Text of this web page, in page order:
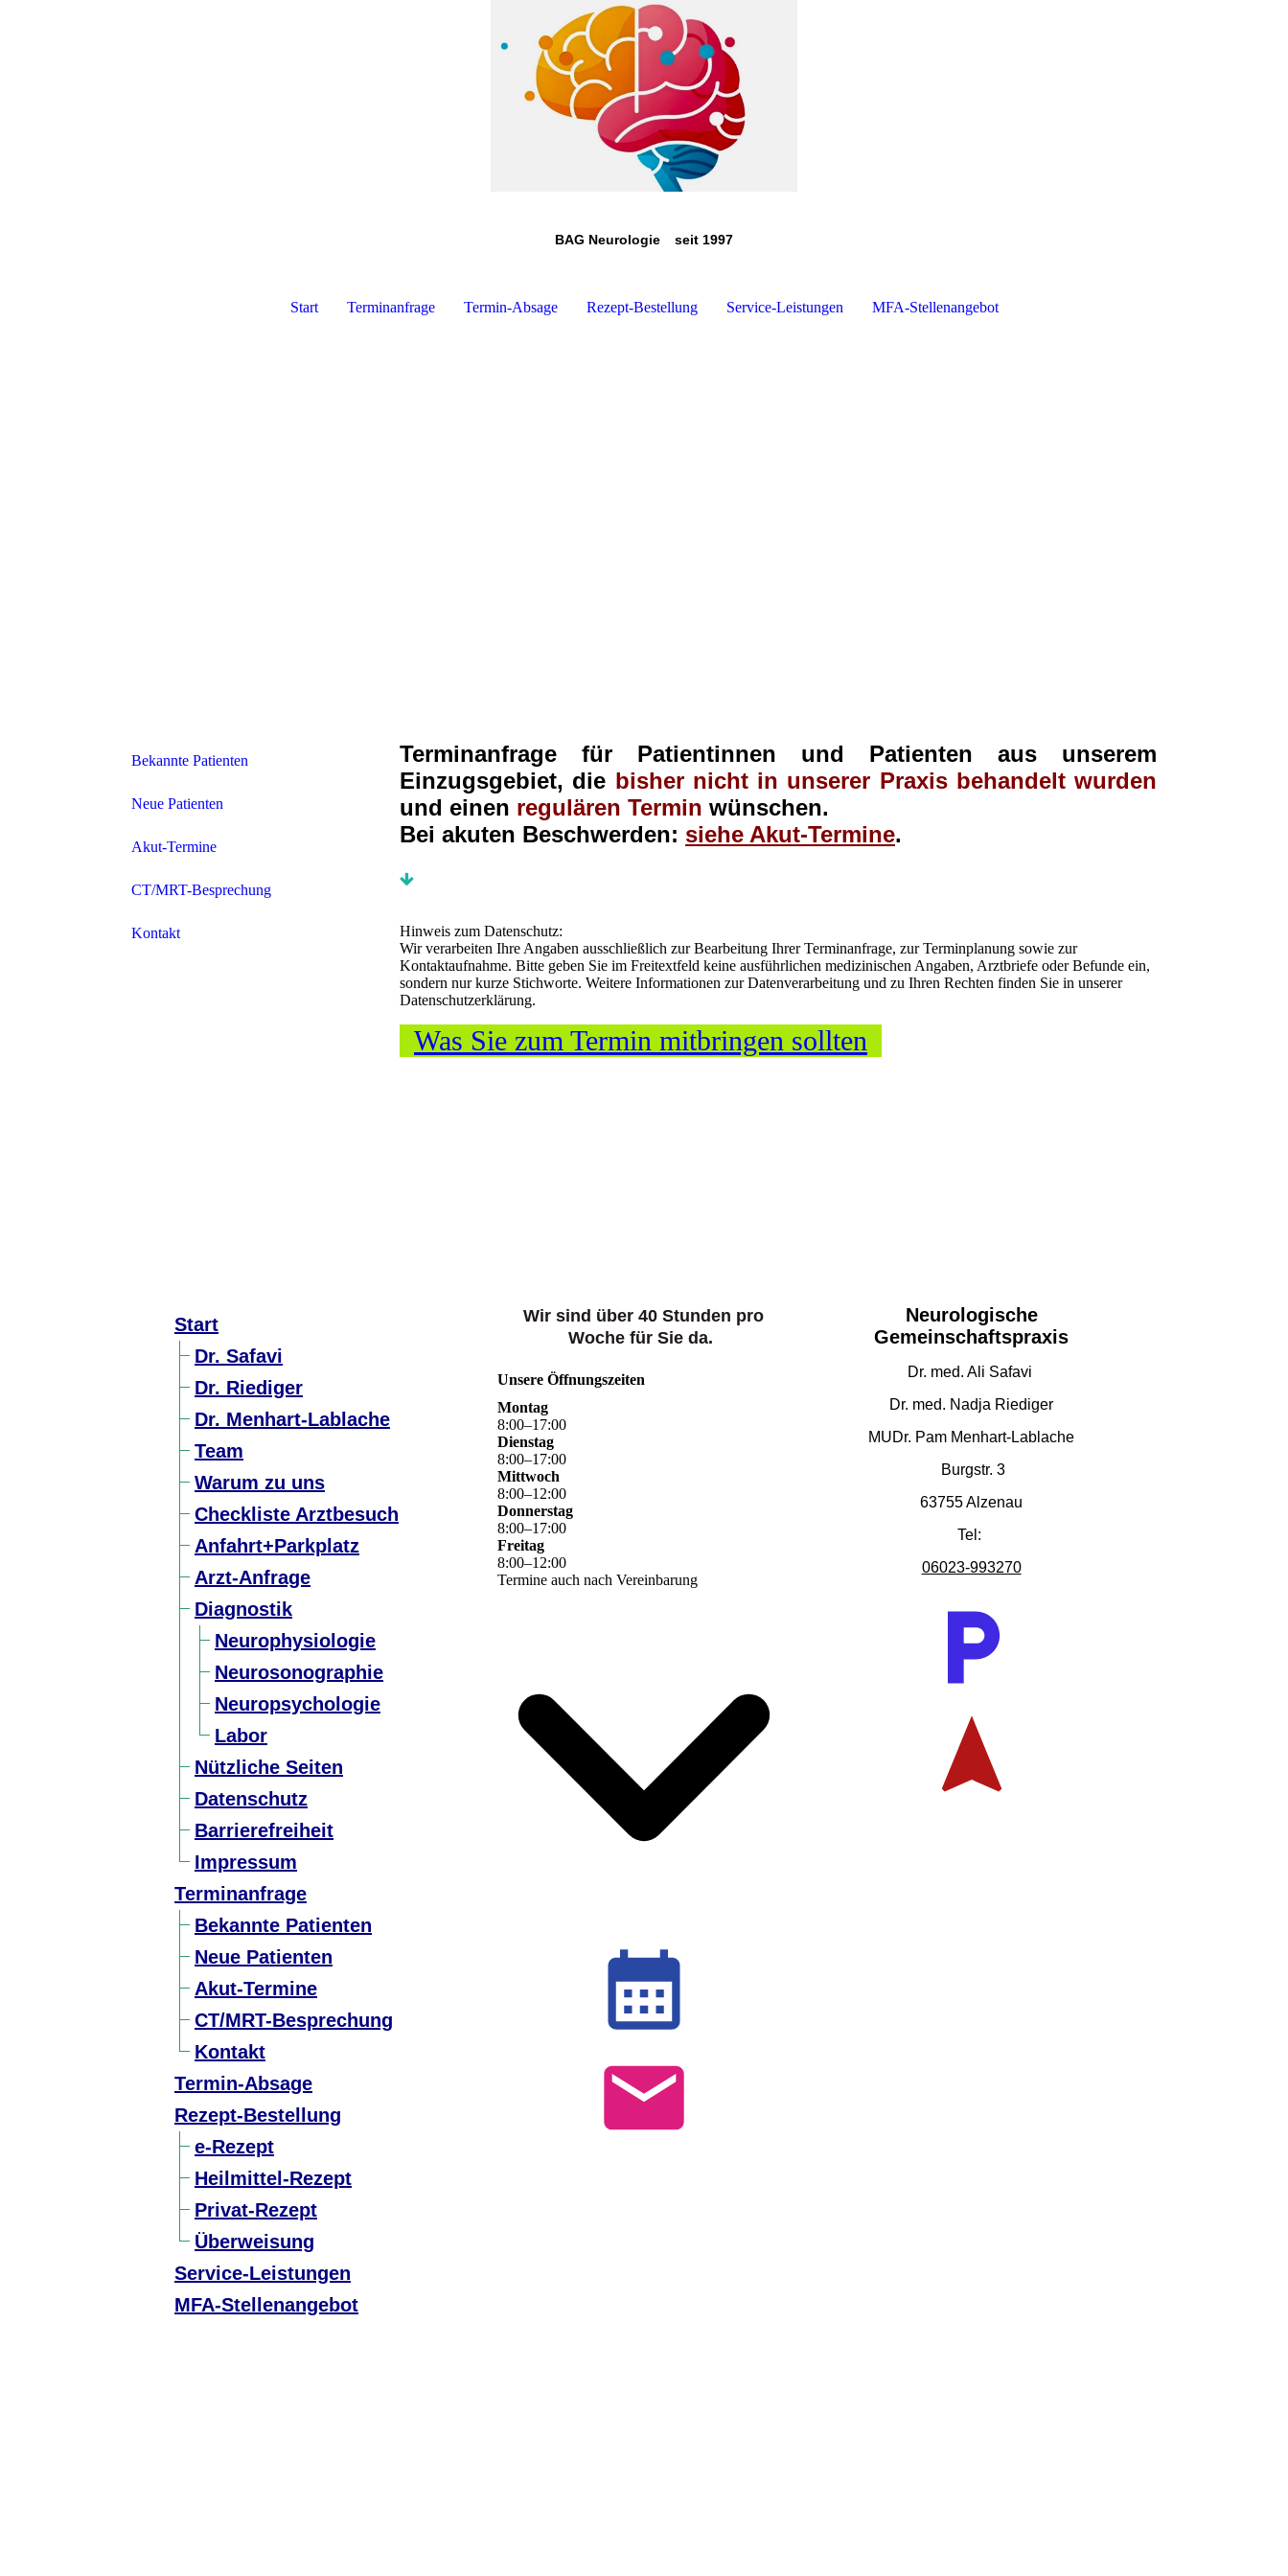
BAG Neurologie seit 1997
Start Terminanfrage Termin-Absage Rezept-Bestellung Service-Leistungen MFA-Stellenangebot
Bekannte Patienten
Neue Patienten
Akut-Termine
CT/MRT-Besprechung
Kontakt
Terminanfrage für Patientinnen und Patienten aus unserem
Einzugsgebiet, die bisher nicht in unserer Praxis behandelt wurden
und einen regulären Termin wünschen.
Bei akuten Beschwerden: siehe Akut-Termine.
Hinweis zum Datenschutz:
Wir verarbeiten Ihre Angaben ausschließlich zur Bearbeitung Ihrer Terminanfrage, zur Terminplanung sowie zur
Kontaktaufnahme. Bitte geben Sie im Freitextfeld keine ausführlichen medizinischen Angaben, Arztbriefe oder Befunde ein,
sondern nur kurze Stichworte. Weitere Informationen zur Datenverarbeitung und zu Ihren Rechten finden Sie in unserer
Datenschutzerklärung.
Was Sie zum Termin mitbringen sollten
Start
Dr. Safavi
Dr. Riediger
Dr. Menhart-Lablache
Team
Warum zu uns
Checkliste Arztbesuch
Anfahrt+Parkplatz
Arzt-Anfrage
Diagnostik
Neurophysiologie
Neurosonographie
Neuropsychologie
Labor
Nützliche Seiten
Datenschutz
Barrierefreiheit
Impressum
Terminanfrage
Bekannte Patienten
Neue Patienten
Akut-Termine
CT/MRT-Besprechung
Kontakt
Termin-Absage
Rezept-Bestellung
e-Rezept
Heilmittel-Rezept
Privat-Rezept
Überweisung
Service-Leistungen
MFA-Stellenangebot
Wir sind über 40 Stunden pro
Woche für Sie da.
Unsere Öffnungszeiten
Montag
8:00–17:00
Dienstag
8:00–17:00
Mittwoch
8:00–12:00
Donnerstag
8:00–17:00
Freitag
8:00–12:00
Termine auch nach Vereinbarung
Neurologische
Gemeinschaftspraxis
Dr. med. Ali Safavi
Dr. med. Nadja Riediger
MUDr. Pam Menhart-Lablache
Burgstr. 3
63755 Alzenau
Tel:
06023-993270